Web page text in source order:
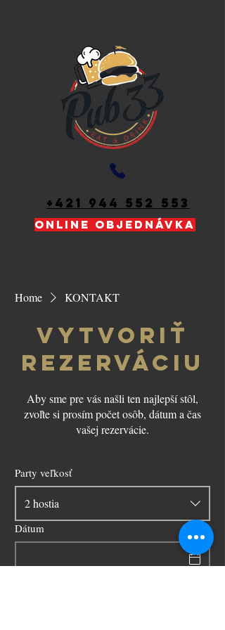
ONLINE OBJEDNÁVKA
+421 944 552 553
Home KONTAKT
Vytvoriť
rezerváciu
Aby sme pre vás našli ten najlepší stôl,
zvoľte si prosím počet osôb, dátum a čas
vašej rezervácie.
Party veľkosť
2 hostia
Dátum